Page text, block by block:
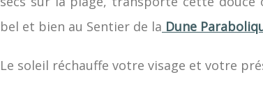
bel et bien au Sentier de la Dune
Le soleil réchauffe votre visage et votre